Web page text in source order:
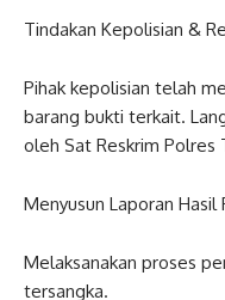
​Tindakan Kepolisian &
​Pihak kepolisian telah
barang bukti terkait.
oleh Sat Reskrim Polres
​Menyusun Laporan Hasil
​Melaksanakan proses
tersangka.